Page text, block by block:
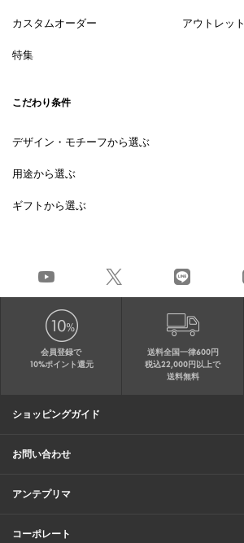
カスタムオーダー アウトレット
特集
こだわり条件
デザイン・モチーフから選ぶ
用途から選ぶ
ギフトから選ぶ
会員登録で
10%ポイント還元
送料全国一律600円
税込22,000円以上で
送料無料
ショッピングガイド
会員特典
ご購入・配送について
返品について
ギフト包装
FAQ
サイトマップ
お問い合わせ
メールでのお問い合わせ
お修理についてのお問い合わせ
アンテプリマ
ブランドサイト
ショップリスト
ワイヤーバッグについて
特集
オンラインストアニュース
コーポレート